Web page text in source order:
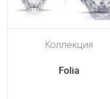
Коллекция
Folia